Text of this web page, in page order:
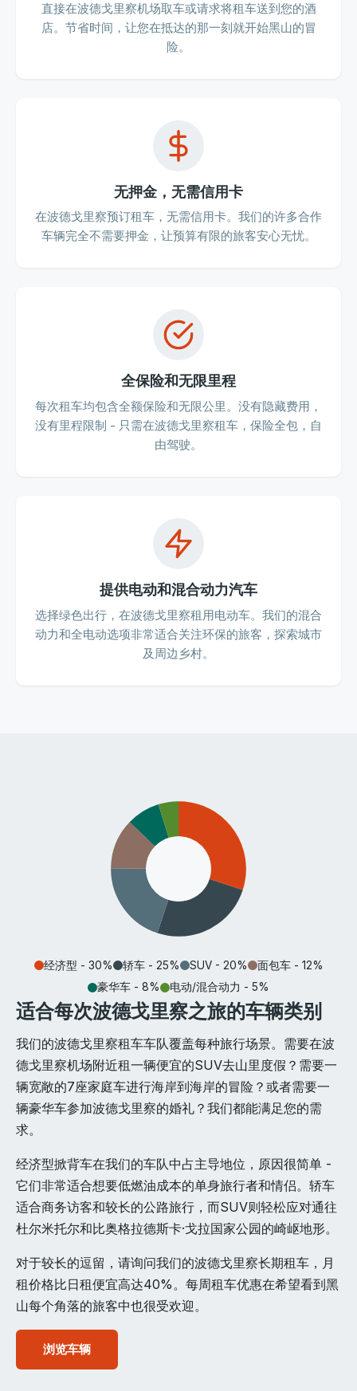
直接在波德戈里察机场取车或请求将租车送到您的酒
店。节省时间，让您在抵达的那一刻就开始黑山的冒
险。
无押金，无需信用卡
在波德戈里察预订租车，无需信用卡。我们的许多合作
车辆完全不需要押金，让预算有限的旅客安心无忧。
全保险和无限里程
每次租车均包含全额保险和无限公里。没有隐藏费用，
没有里程限制 - 只需在波德戈里察租车，保险全包，自
由驾驶。
提供电动和混合动力汽车
选择绿色出行，在波德戈里察租用电动车。我们的混合
动力和全电动选项非常适合关注环保的旅客，探索城市
及周边乡村。
经济型 - 30% 轿车 - 25% SUV - 20%
面包车 - 12%
豪华车 - 8%
电动/混合动力 - 5%
适合每次波德戈里察之旅的车辆类别
我们的波德戈里察租车车队覆盖每种旅行场景。需要在波
德戈里察机场附近租一辆便宜的SUV去山里度假？需要一
辆宽敞的7座家庭车进行海岸到海岸的冒险？或者需要一
辆豪华车参加波德戈里察的婚礼？我们都能满足您的需
求。
经济型掀背车在我们的车队中占主导地位，原因很简单 -
它们非常适合想要低燃油成本的单身旅行者和情侣。轿车
适合商务访客和较长的公路旅行，而SUV则轻松应对通往
杜尔米托尔和比奥格拉德斯卡·戈拉国家公园的崎岖地形。
对于较长的逗留，请询问我们的波德戈里察长期租车，月
租价格比日租便宜高达40%。每周租车优惠在希望看到黑
山每个角落的旅客中也很受欢迎。
浏览车辆